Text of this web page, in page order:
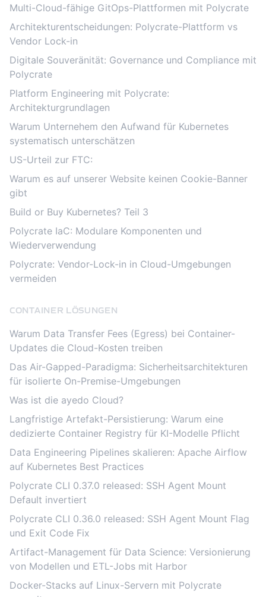
Multi-Cloud-fähige GitOps-Plattformen mit Polycrate
Architekturentscheidungen: Polycrate-Plattform vs
Vendor Lock-in
Digitale Souveränität: Governance und Compliance mit
Polycrate
Platform Engineering mit Polycrate:
Architekturgrundlagen
Warum Unternehem den Aufwand für Kubernetes
systematisch unterschätzen
US-Urteil zur FTC:
Warum es auf unserer Website keinen Cookie-Banner
gibt
Build or Buy Kubernetes? Teil 3
Polycrate IaC: Modulare Komponenten und
Wiederverwendung
Polycrate: Vendor-Lock-in in Cloud-Umgebungen
vermeiden
CONTAINER LÖSUNGEN
Warum Data Transfer Fees (Egress) bei Container-
Updates die Cloud-Kosten treiben
Das Air-Gapped-Paradigma: Sicherheitsarchitekturen
für isolierte On-Premise-Umgebungen
Was ist die ayedo Cloud?
Langfristige Artefakt-Persistierung: Warum eine
dedizierte Container Registry für KI-Modelle Pflicht
Data Engineering Pipelines skalieren: Apache Airflow
auf Kubernetes Best Practices
Polycrate CLI 0.37.0 released: SSH Agent Mount
Default invertiert
Polycrate CLI 0.36.0 released: SSH Agent Mount Flag
und Exit Code Fix
Artifact-Management für Data Science: Versionierung
von Modellen und ETL-Jobs mit Harbor
Docker-Stacks auf Linux-Servern mit Polycrate